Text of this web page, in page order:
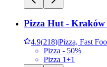
Pizza Hut - Kraków
4.9(218)|Pizza, Fast
Pizza - 50%
Pizza 1+1